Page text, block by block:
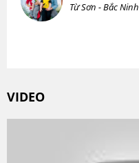
Từ Sơn - Bắc Ninh
VIDEO